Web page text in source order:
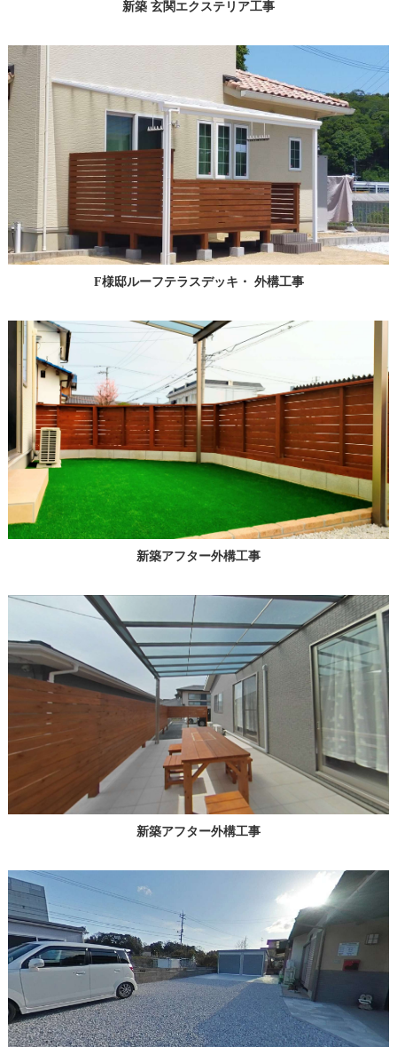
新築 玄関エクステリア工事
F様邸ルーフテラスデッキ・ 外構工事
新築アフター外構工事
新築アフター外構工事